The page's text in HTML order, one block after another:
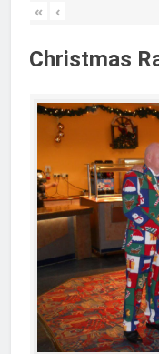
« ‹
Christmas